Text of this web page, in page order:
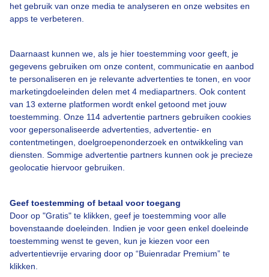
het gebruik van onze media te analyseren en onze websites en
apps te verbeteren.
Daarnaast kunnen we, als je hier toestemming voor geeft, je
gegevens gebruiken om onze content, communicatie en aanbod
te personaliseren en je relevante advertenties te tonen, en voor
marketingdoeleinden delen met 4 mediapartners. Ook content
van 13 externe platformen wordt enkel getoond met jouw
toestemming. Onze 114 advertentie partners gebruiken cookies
voor gepersonaliseerde advertenties, advertentie- en
contentmetingen, doelgroepenonderzoek en ontwikkeling van
diensten. Sommige advertentie partners kunnen ook je precieze
geolocatie hiervoor gebruiken.
Geef toestemming of betaal voor toegang
Door op "Gratis" te klikken, geef je toestemming voor alle
bovenstaande doeleinden. Indien je voor geen enkel doeleinde
toestemming wenst te geven, kun je kiezen voor een
advertentievrije ervaring door op “Buienradar Premium” te
klikken.
Over Buienradar
Bedrijfsgegevens
Contact
Toegankelijkheid
Gebruikersvoorwaarden
Adverteren